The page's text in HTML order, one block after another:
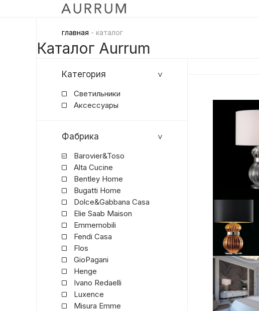
главная - каталог
Каталог Aurrum
Категория
Светильники
Аксессуары
Фабрика
Barovier&Toso
Alta Cucine
Bentley Home
Bugatti Home
Dolce&Gabbana Casa
Elie Saab Maison
Emmemobili
Fendi Casa
Flos
GioPagani
Henge
Ivano Redaelli
Luxence
Misura Emme